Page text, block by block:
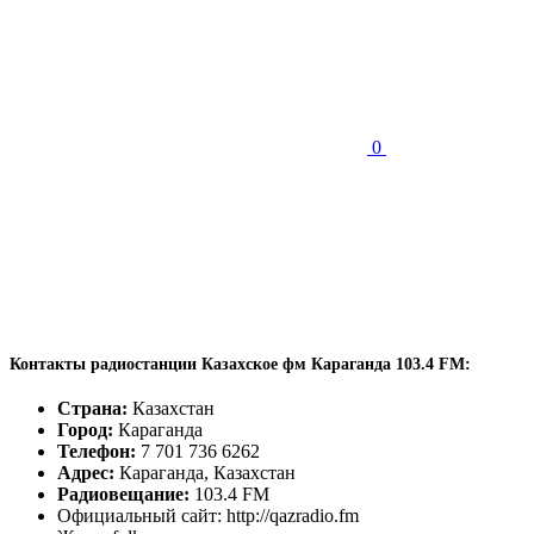
0
Контакты радиостанции Казахское фм Караганда 103.4 FM:
Страна: Казахстан
Город: Караганда
Телефон: 7 701 736 6262
Адрес: Караганда, Казахстан
Радиовещание: 103.4 FM
Официальный сайт: http://qazradio.fm